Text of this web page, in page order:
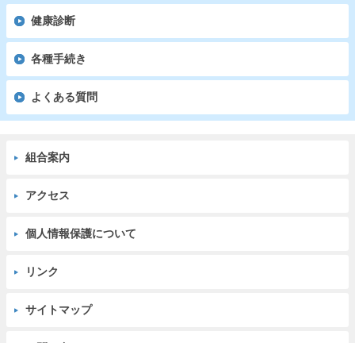
健康診断
各種手続き
よくある質問
組合案内
アクセス
個人情報保護について
リンク
サイトマップ